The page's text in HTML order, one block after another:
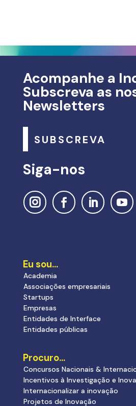
Acompanhe a
Subscreva as
Newsletters
SUBSCREVA
Siga-nos
Eu sou…
Academia
Associações empresariais
Startups
Empresas
Entidades de Interface
Entidades públicas
Procuro…
Concursos Nacionais &
Incentivos à Investigação e
Internacionalizar a inovação
Projetos de Inovação